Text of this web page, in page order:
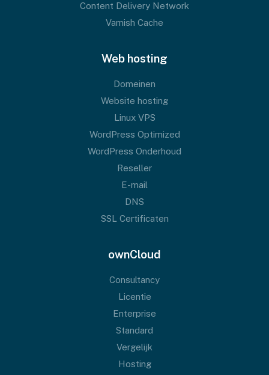
Content Delivery Network
Varnish Cache
Web hosting
Domeinen
Website hosting
Linux VPS
WordPress Optimized
WordPress Onderhoud
Reseller
E-mail
DNS
SSL Certificaten
ownCloud
Consultancy
Licentie
Enterprise
Standard
Vergelijk
Hosting